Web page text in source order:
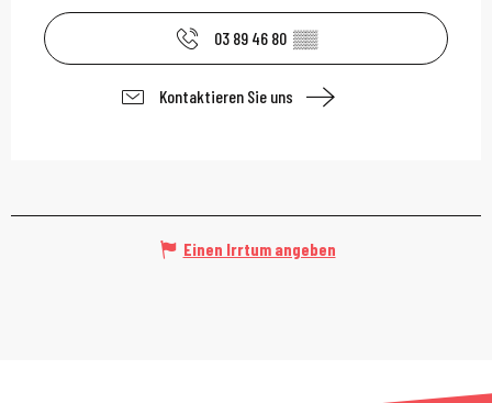
03 89 46 80 ▒▒
Kontaktieren Sie uns
Einen Irrtum angeben